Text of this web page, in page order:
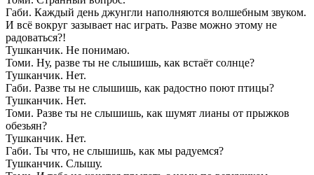
Габи. Каждый день джунгли наполняются волшебным звуком.
И всё вокруг зазывает нас играть. Разве можно этому не
радоваться?!
Тушканчик. Не понимаю.
Томи. Ну, разве ты не слышишь, как встаёт солнце?
Тушканчик. Нет.
Габи. Разве ты не слышишь, как радостно поют птицы?
Тушканчик. Нет.
Томи. Разве ты не слышишь, как шумят лианы от прыжков
обезьян?
Тушканчик. Нет.
Габи. Ты что, не слышишь, как мы радуемся?
Тушканчик. Слышу.